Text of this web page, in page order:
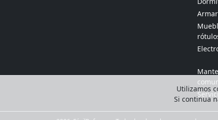
Utilizamos
Si continua